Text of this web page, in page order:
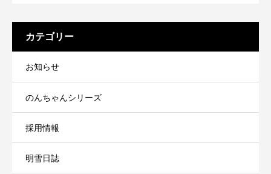
カテゴリー
お知らせ
のんちゃんシリーズ
採用情報
明雪日誌